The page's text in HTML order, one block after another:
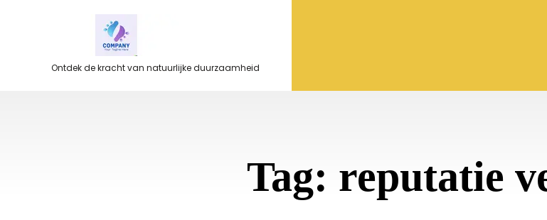
Ontdek de kracht van natuurlijke duurzaamheid
Tag: reputatie